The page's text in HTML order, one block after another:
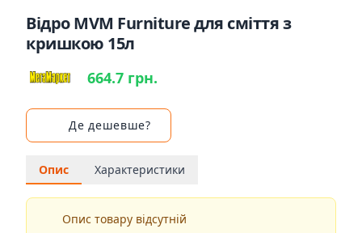
Відро MVM Furniture для сміття з
кришкою 15л
664.7 грн.
Де дешевше?
Опис Характеристики
Опис товару відсутній